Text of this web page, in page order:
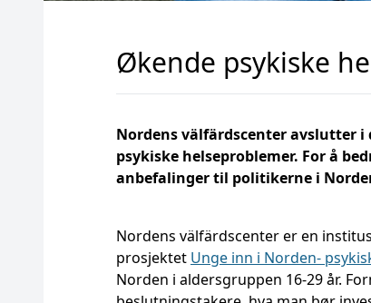
Økende psykiske
Nordens välfärdscenter avslutter
psykiske helseproblemer. For å
anbefalinger til politikerne i
Nordens välfärdscenter er en
prosjektet Unge inn i Norden-
Norden i aldersgruppen 16-29 år.